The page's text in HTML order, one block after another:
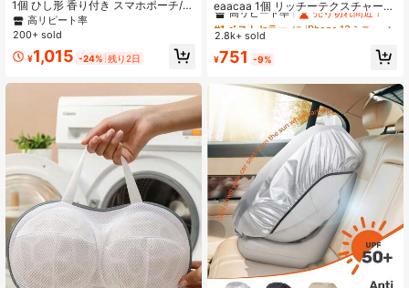
1個 ひし形 香り付き スマホポーチ/ケ
ース、高級キルティングレザー 羊毛
柄、クロスボディストラップ、コイ
ル保護カバー、17、16、15、14、1
3、12、11、Galaxy対応、ブラッ
ク、アプリコット、ピンク、キャメ
ル、ワイン、パープル、オレンジ、
オニキスブラック、エレガントホワ
イトから選択可能
高リピート率
200+ sold
¥1,015 -24% 残り2日
eaacaa 1個 リッチーテクスチャー
多機能 マルチカードスロット クロス
ボディ ジッパー アコーディオン カ
ス、PU 耐衝撃 防盗 保護カバー Appl
Plus 15ProMax 15plus 13ProMax 13
pro 13Mini 14ProMax 14Pro 14plus
12ProMax 12Pro 12Mini 11ProMax 1
1Pro 14 13 12 11 7 8 X XS XR XSMa
x シリーズ、S26ultra S26pro S26 S
25FE S25ultra S25+ S25 S24FE S2
4ultra S24+ S24 S23FE S23Ultra S
23+ S23 S22ultra S22 S21FE S21ult
ra S21plus S21 S20FE、A16 シリー
ズ対応
高リピート率
売り切れ間近！
#1 ベストセラー
高リピート率
#1 ベストセラー
高リピート率
#1 ベストセラー
に iPhone 13ミニ カードホルダー型携帯電話ケース
売り切れ間近！
2.8k+ sold
¥751 -9%